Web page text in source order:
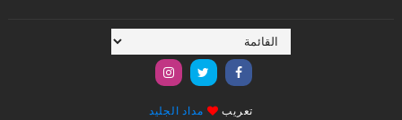
تعريب مداد الجليد